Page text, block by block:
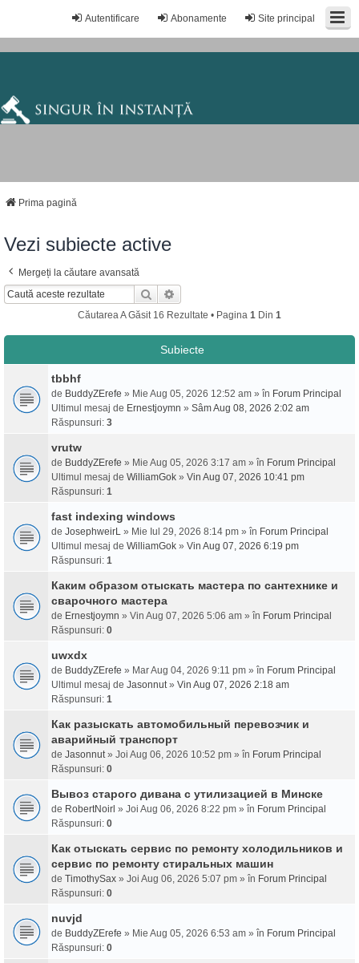
Site principal
Abonamente
Autentificare
Prima pagină
Vezi subiecte active
Mergeți la căutare avansată
Căutare
Căutarea A Găsit 16 Rezultate • Pagina 1 Din 1
Subiecte
tbbhf
de BuddyZErefe » Mie Aug 05, 2026 12:52 am » în Forum Principal
Ultimul mesaj de Ernestjoymn » Sâm Aug 08, 2026 2:02 am
Răspunsuri: 3
vrutw
de BuddyZErefe » Mie Aug 05, 2026 3:17 am » în Forum Principal
Ultimul mesaj de WilliamGok » Vin Aug 07, 2026 10:41 pm
Răspunsuri: 1
fast indexing windows
de JosephweirL » Mie Iul 29, 2026 8:14 pm » în Forum Principal
Ultimul mesaj de WilliamGok » Vin Aug 07, 2026 6:19 pm
Răspunsuri: 1
Каким образом отыскать мастера по сантехнике и
сварочного мастера
de Ernestjoymn » Vin Aug 07, 2026 5:06 am » în Forum Principal
Răspunsuri: 0
uwxdx
de BuddyZErefe » Mar Aug 04, 2026 9:11 pm » în Forum Principal
Ultimul mesaj de Jasonnut» Vin Aug 07, 2026 2:18 am
Răspunsuri: 1
Как разыскать автомобильный перевозчик и
аварийный транспорт
de Jasonnut» Joi Aug 06, 2026 10:52 pm » în Forum Principal
Răspunsuri: 0
Вывоз старого дивана с утилизацией в Минске
de RobertNoirl » Joi Aug 06, 2026 8:22 pm » în Forum Principal
Răspunsuri: 0
Как отыскать сервис по ремонту холодильников и
сервис по ремонту стиральных машин
de TimothySax » Joi Aug 06, 2026 5:07 pm » în Forum Principal
Răspunsuri: 0
nuvjd
de BuddyZErefe » Mie Aug 05, 2026 6:53 am » în Forum Principal
Răspunsuri: 0